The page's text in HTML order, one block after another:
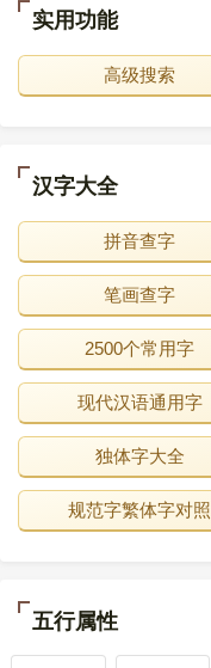
实用功能
高级搜索
汉字大全
拼音查字
笔画查字
2500个常用字
现代汉语通用字
独体字大全
规范字繁体字对照
五行属性